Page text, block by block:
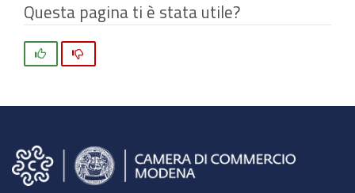
Questa pagina ti è stata utile?